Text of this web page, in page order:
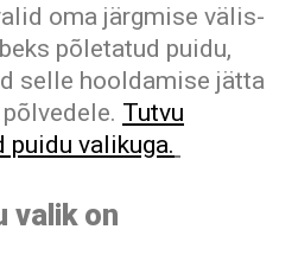
oma järgmise välis-
põletatud puidu,
selle hooldamise jätta
Tutvu
valikuga.
valik on